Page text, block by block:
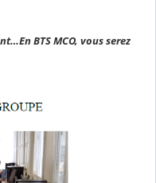
BTS MCO, vous serez